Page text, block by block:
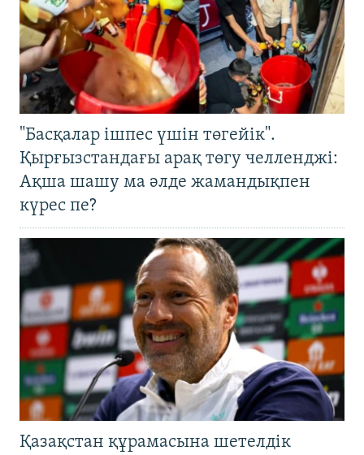
"Басқалар ішпес үшін төгейік".
Қырғызстандағы арақ төгу челленджі:
Ақша шашу ма әлде жамандықпен
күрес пе?
Қазақстан құрамасына шетелдік